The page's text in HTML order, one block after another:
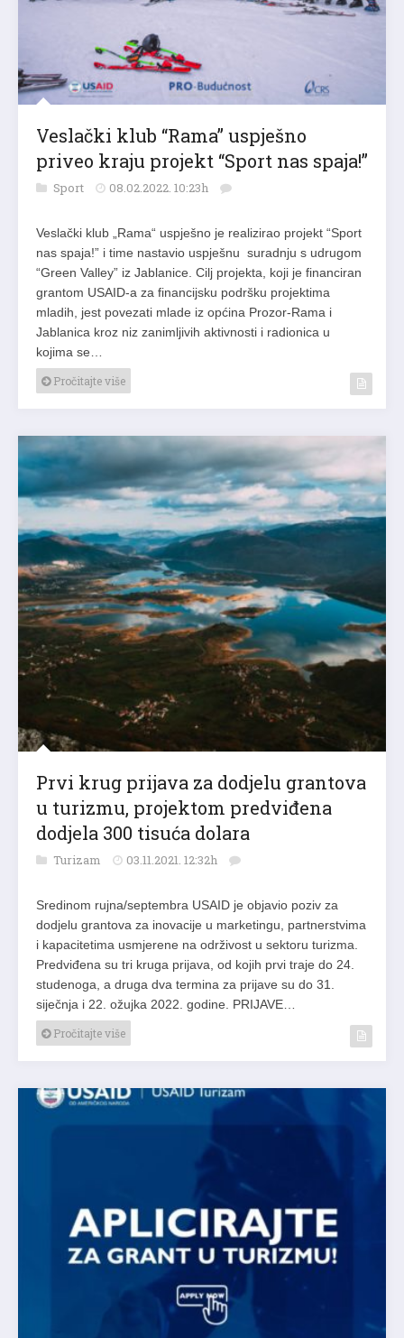
Veslački klub “Rama” uspješno
priveo kraju projekt “Sport nas spaja!”
Sport 08.02.2022. 10:23h
Veslački klub „Rama“ uspješno je realizirao projekt “Sport
nas spaja!” i time nastavio uspješnu suradnju s udrugom
“Green Valley” iz Jablanice. Cilj projekta, koji je financiran
grantom USAID-a za financijsku podršku projektima
mladih, jest povezati mlade iz općina Prozor-Rama i
Jablanica kroz niz zanimljivih aktivnosti i radionica u
kojima se…
Pročitajte više
Prvi krug prijava za dodjelu grantova
u turizmu, projektom predviđena
dodjela 300 tisuća dolara
Turizam 03.11.2021. 12:32h
Sredinom rujna/septembra USAID je objavio poziv za
dodjelu grantova za inovacije u marketingu, partnerstvima
i kapacitetima usmjerene na održivost u sektoru turizma.
Predviđena su tri kruga prijava, od kojih prvi traje do 24.
studenoga, a druga dva termina za prijave su do 31.
siječnja i 22. ožujka 2022. godine. PRIJAVE…
Pročitajte više